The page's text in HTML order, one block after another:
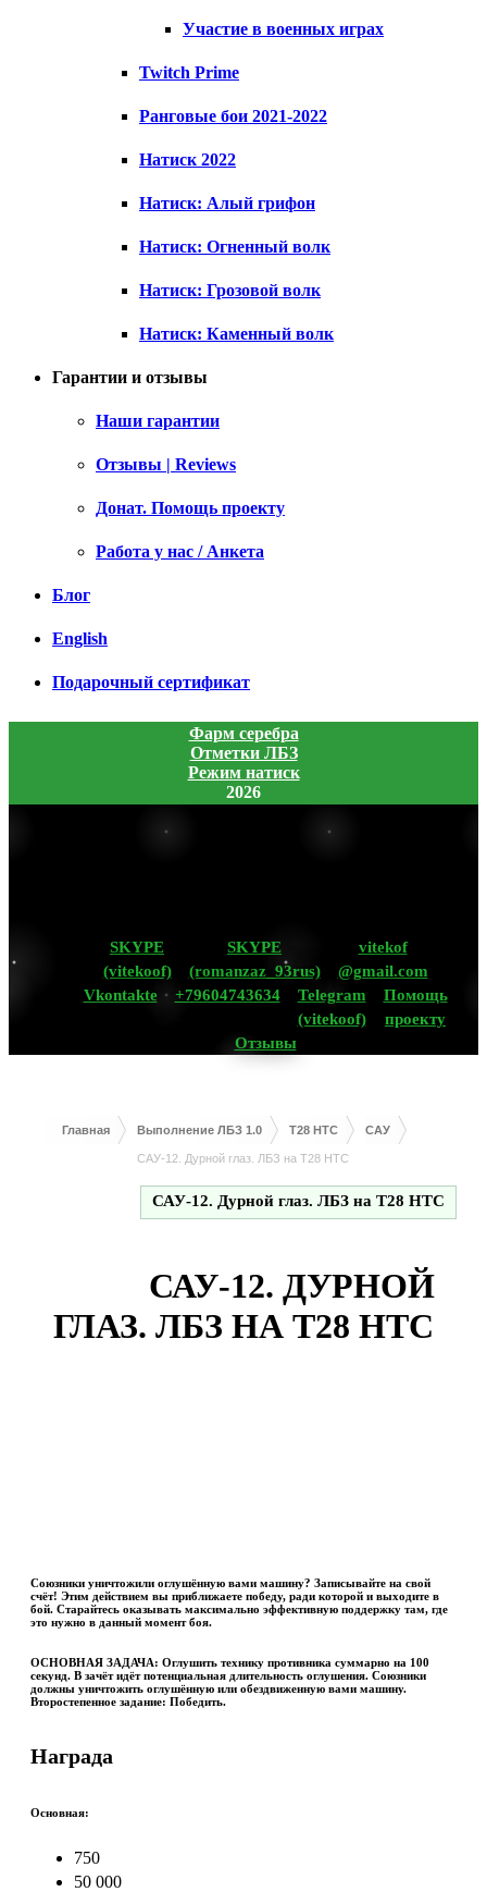
Участие в военных играх
Twitch Prime
Ранговые бои 2021-2022
Натиск 2022
Натиск: Алый грифон
Натиск: Огненный волк
Натиск: Грозовой волк
Натиск: Каменный волк
Гарантии и отзывы
Наши гарантии
Отзывы | Reviews
Донат. Помощь проекту
Работа у нас / Анкета
Блог
English
Подарочный сертификат
Фарм серебра
Отметки ЛБЗ
Режим натиск
2026
SKYPE
(vitekoof)
SKYPE
(romanzaz_93rus)
vitekof
@gmail.com
Vkontakte
+79604743634
Telegram
(vitekoof)
Помощь
проекту
Отзывы
Главная Выполнение ЛБЗ 1.0 T28 HTC САУ
САУ-12. Дурной глаз. ЛБЗ на Т28 HTC
САУ-12. Дурной глаз. ЛБЗ на Т28 HTC
САУ-12. ДУРНОЙ
ГЛАЗ. ЛБЗ НА Т28 HTC
Союзники уничтожили оглушённую вами машину? Записывайте на свой
счёт! Этим действием вы приближаете победу, ради которой и выходите в
бой. Старайтесь оказывать максимально эффективную поддержку там, где
это нужно в данный момент боя.
ОСНОВНАЯ ЗАДАЧА: Оглушить технику противника суммарно на 100
секунд. В зачёт идёт потенциальная длительность оглушения. Союзники
должны уничтожить оглушённую или обездвиженную вами машину.
Второстепенное задание: Победить.
Награда
Основная:
750
50 000